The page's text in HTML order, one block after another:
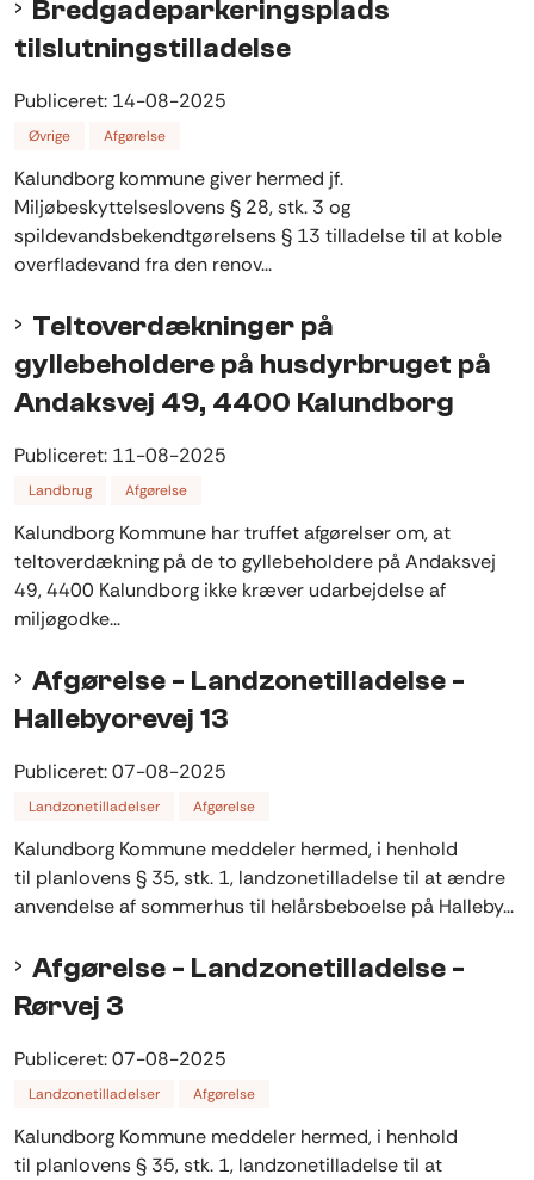
Bredgadeparkeringsplads
tilslutningstilladelse
Publiceret: 14-08-2025
Øvrige Afgørelse
Kalundborg kommune giver hermed jf.
Miljøbeskyttelseslovens § 28, stk. 3 og
spildevandsbekendtgørelsens § 13 tilladelse til at koble
overfladevand fra den renov...
Teltoverdækninger på
gyllebeholdere på husdyrbruget på
Andaksvej 49, 4400 Kalundborg
Publiceret: 11-08-2025
Landbrug Afgørelse
Kalundborg Kommune har truffet afgørelser om, at
teltoverdækning på de to gyllebeholdere på Andaksvej
49, 4400 Kalundborg ikke kræver udarbejdelse af
miljøgodke...
Afgørelse - Landzonetilladelse -
Hallebyorevej 13
Publiceret:07-08-2025
Landzonetilladelser Afgørelse
Kalundborg Kommune meddeler hermed, i henhold
til planlovens § 35, stk. 1, landzonetilladelse til at ændre
anvendelse af sommerhus til helårsbeboelse på Halleby...
Afgørelse - Landzonetilladelse -
Rørvej 3
Publiceret:07-08-2025
Landzonetilladelser Afgørelse
Kalundborg Kommune meddeler hermed, i henhold
til planlovens § 35, stk. 1, landzonetilladelse til at